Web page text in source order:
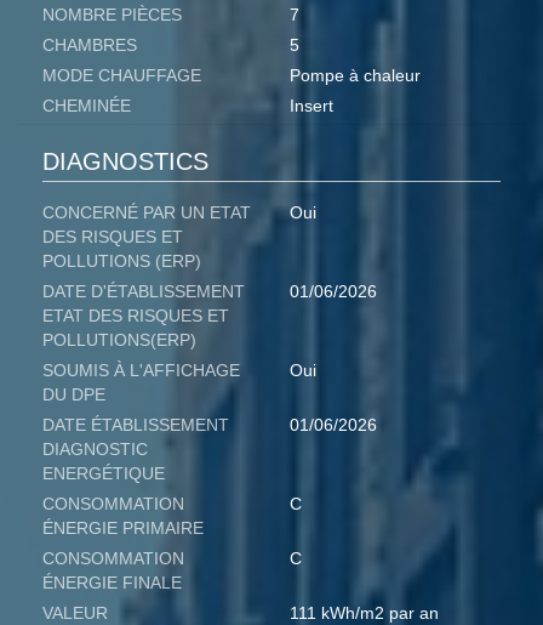
NOMBRE PIÈCES
7
CHAMBRES
5
MODE CHAUFFAGE
Pompe à chaleur
CHEMINÉE
Insert
DIAGNOSTICS
CONCERNÉ PAR UN ETAT
DES RISQUES ET
POLLUTIONS (ERP)
Oui
DATE D'ÉTABLISSEMENT
ETAT DES RISQUES ET
POLLUTIONS(ERP)
01/06/2026
SOUMIS À L'AFFICHAGE
DU DPE
Oui
DATE ÉTABLISSEMENT
DIAGNOSTIC
ENERGÉTIQUE
01/06/2026
CONSOMMATION
ÉNERGIE PRIMAIRE
C
CONSOMMATION
ÉNERGIE FINALE
C
VALEUR
111 kWh/m2 par an